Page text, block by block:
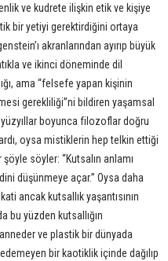
ve kudrete ilişkin etik ve kişiye
bir yetiyi gerektirdiğini ortaya
akranlarından ayırıp büyük
ve ikinci döneminde dil
ama “felsefe yapan kişinin
gerekliliği”ni bildiren yaşamsal
boyunca filozoflar doğru
oysa mistiklerin hep telkin ettiği
söyler: “Kutsalın anlamı
düşünmeye açar.” Oysa daha
ancak kutsallık yaşantısının
bu yüzden kutsallığın
ve plastik bir dünyada
bir kaotiklik içinde dağılıp